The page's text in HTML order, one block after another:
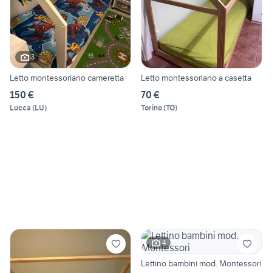
3
Letto montessoriano cameretta
150 €
Lucca (LU)
Letto montessoriano a casetta
70 €
Torino(TO)
4
Lettino bambini mod. Montessori